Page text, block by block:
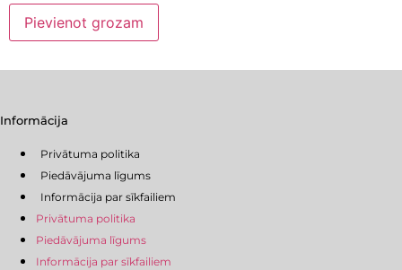
Рига
Санкт-
daudzums
Pievienot grozam
Informācija
Privātuma politika
Piedāvājuma līgums
Informācija par sīkfailiem
Privātuma politika
Piedāvājuma līgums
Informācija par sīkfailiem